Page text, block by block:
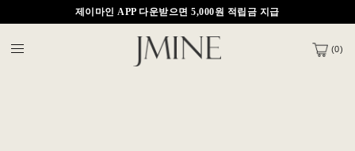
제이마인 APP 다운받으면 5,000원 적립금 지급
신규 회원 가입시 3,000원 할인쿠폰 지급!
제이마인 APP 다운받으면 5,000원 적립금 지급
(0)